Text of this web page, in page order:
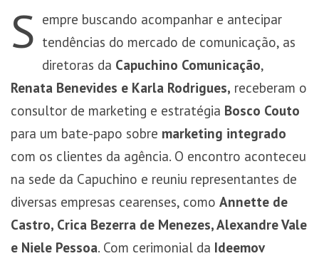
S empre buscando acompanhar e antecipar
tendências do mercado de comunicação, as
diretoras da Capuchino Comunicação,
Renata Benevides e Karla Rodrigues, receberam o
consultor de marketing e estratégia Bosco Couto
para um bate-papo sobre marketing integrado
com os clientes da agência. O encontro aconteceu
na sede da Capuchino e reuniu representantes de
diversas empresas cearenses, como Annette de
Castro, Crica Bezerra de Menezes, Alexandre Vale
e Niele Pessoa. Com cerimonial da Ideemov